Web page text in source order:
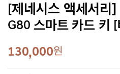
[제네시스 액세서리]
G80 스마트 카드 키
130,000원